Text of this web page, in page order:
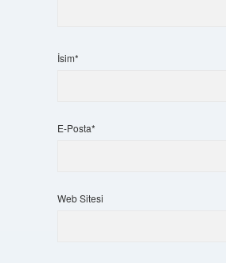
İsim*
E-Posta*
Web Sitesi